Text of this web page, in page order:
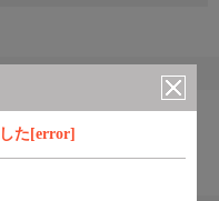
た[error]